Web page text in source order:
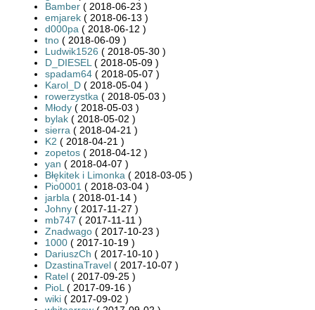
Bamber ( 2018-06-23 )
emjarek ( 2018-06-13 )
d000pa ( 2018-06-12 )
tno ( 2018-06-09 )
Ludwik1526 ( 2018-05-30 )
D_DIESEL ( 2018-05-09 )
spadam64 ( 2018-05-07 )
Karol_D ( 2018-05-04 )
rowerzystka ( 2018-05-03 )
Młody ( 2018-05-03 )
bylak ( 2018-05-02 )
sierra ( 2018-04-21 )
K2 ( 2018-04-21 )
zopetos ( 2018-04-12 )
yan ( 2018-04-07 )
Błękitek i Limonka ( 2018-03-05 )
Pio0001 ( 2018-03-04 )
jarbla ( 2018-01-14 )
Johny ( 2017-11-27 )
mb747 ( 2017-11-11 )
Znadwago ( 2017-10-23 )
1000 ( 2017-10-19 )
DariuszCh ( 2017-10-10 )
DzastinaTravel ( 2017-10-07 )
Ratel ( 2017-09-25 )
PioL ( 2017-09-16 )
wiki ( 2017-09-02 )